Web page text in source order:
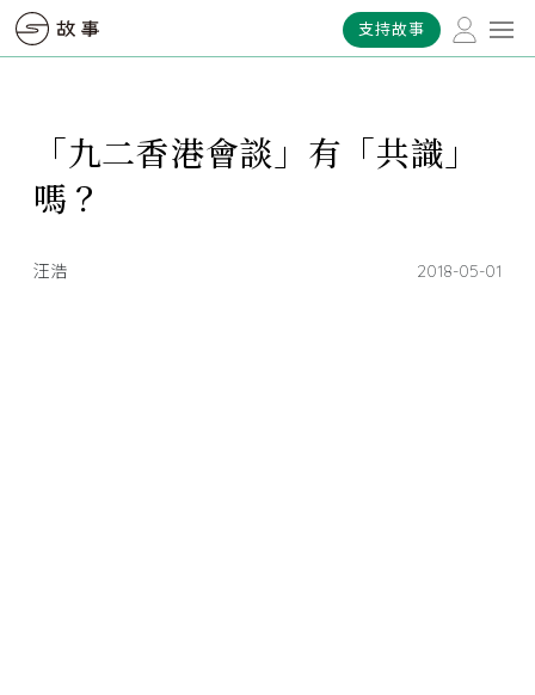
支持故事
「九二香港會談」有「共識」
嗎？
汪浩 2018-05-01